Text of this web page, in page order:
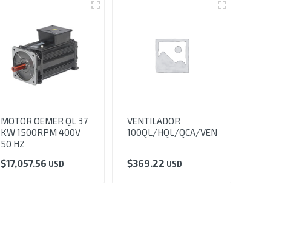
MOTOR OEMER QL 37
KW 1500RPM 400V
50 HZ
$17,057.56 USD
VENTILADOR
100QL/HQL/QCA/VEN
$369.22 USD